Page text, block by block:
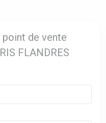
de vente
FLANDRES